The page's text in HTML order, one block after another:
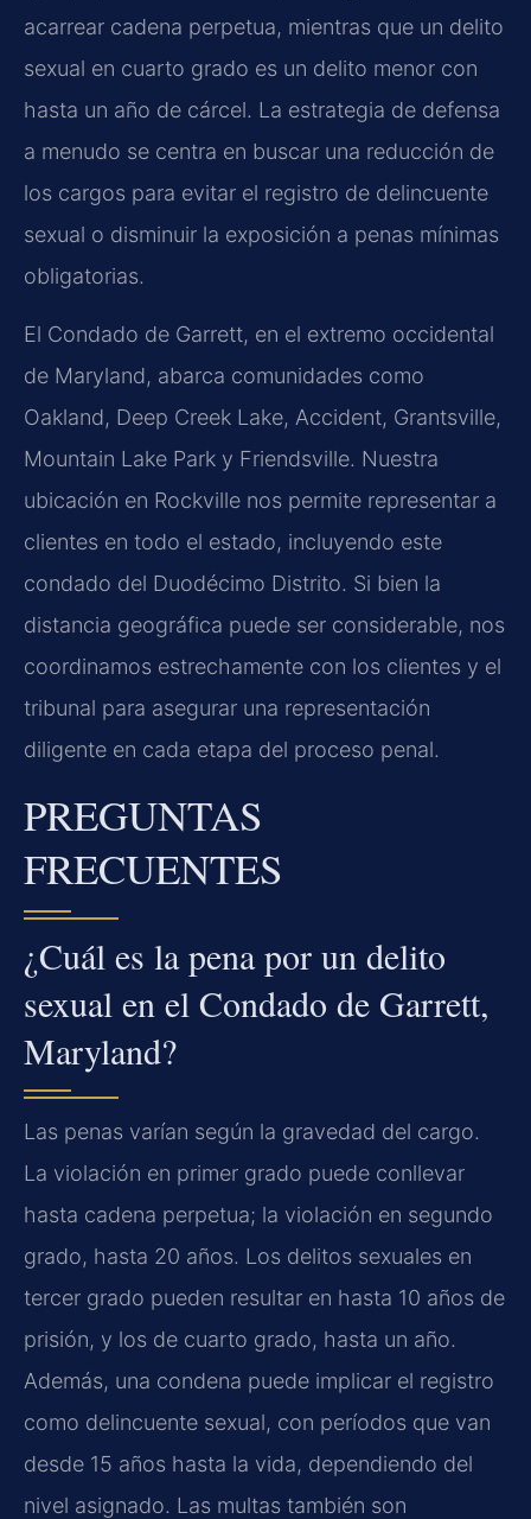
acarrear cadena perpetua, mientras que un delito
sexual en cuarto grado es un delito menor con
hasta un año de cárcel. La estrategia de defensa
a menudo se centra en buscar una reducción de
los cargos para evitar el registro de delincuente
sexual o disminuir la exposición a penas mínimas
obligatorias.
El Condado de Garrett, en el extremo occidental
de Maryland, abarca comunidades como
Oakland, Deep Creek Lake, Accident, Grantsville,
Mountain Lake Park y Friendsville. Nuestra
ubicación en Rockville nos permite representar a
clientes en todo el estado, incluyendo este
condado del Duodécimo Distrito. Si bien la
distancia geográfica puede ser considerable, nos
coordinamos estrechamente con los clientes y el
tribunal para asegurar una representación
diligente en cada etapa del proceso penal.
PREGUNTAS
FRECUENTES
¿Cuál es la pena por un delito
sexual en el Condado de Garrett,
Maryland?
Las penas varían según la gravedad del cargo.
La violación en primer grado puede conllevar
hasta cadena perpetua; la violación en segundo
grado, hasta 20 años. Los delitos sexuales en
tercer grado pueden resultar en hasta 10 años de
prisión, y los de cuarto grado, hasta un año.
Además, una condena puede implicar el registro
como delincuente sexual, con períodos que van
desde 15 años hasta la vida, dependiendo del
nivel asignado. Las multas también son